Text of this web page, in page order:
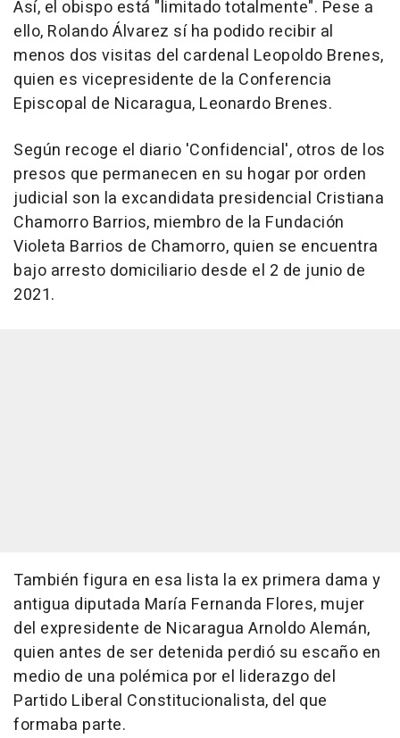
Así, el obispo está "limitado totalmente". Pese a
ello, Rolando Álvarez sí ha podido recibir al
menos dos visitas del cardenal Leopoldo Brenes,
quien es vicepresidente de la Conferencia
Episcopal de Nicaragua, Leonardo Brenes.
Según recoge el diario 'Confidencial', otros de los
presos que permanecen en su hogar por orden
judicial son la excandidata presidencial Cristiana
Chamorro Barrios, miembro de la Fundación
Violeta Barrios de Chamorro, quien se encuentra
bajo arresto domiciliario desde el 2 de junio de
2021.
También figura en esa lista la ex primera dama y
antigua diputada María Fernanda Flores, mujer
del expresidente de Nicaragua Arnoldo Alemán,
quien antes de ser detenida perdió su escaño en
medio de una polémica por el liderazgo del
Partido Liberal Constitucionalista, del que
formaba parte.